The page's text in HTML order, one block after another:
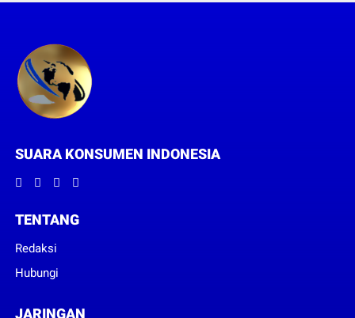
SUARA KONSUMEN INDONESIA
TENTANG
Redaksi
Hubungi
JARINGAN